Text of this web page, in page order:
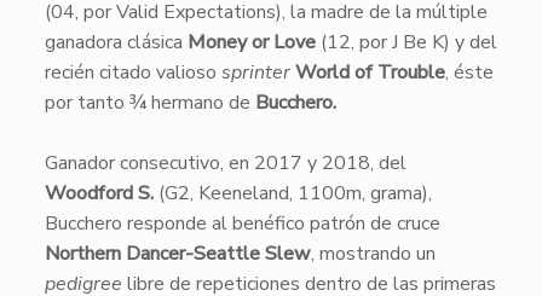
(04, por Valid Expectations), la madre de la múltiple
ganadora clásica Money or Love(12, por J Be K) y del
recién citado valioso sprinterWorld of Trouble, éste
por tanto ¾ hermano de Bucchero.
Ganador consecutivo, en 2017 y 2018, del
Woodford S.(G2, Keeneland, 1100m, grama),
Bucchero responde al benéfico patrón de cruce
Northern Dancer-Seattle Slew, mostrando un
pedigree libre de repeticiones dentro de las primeras